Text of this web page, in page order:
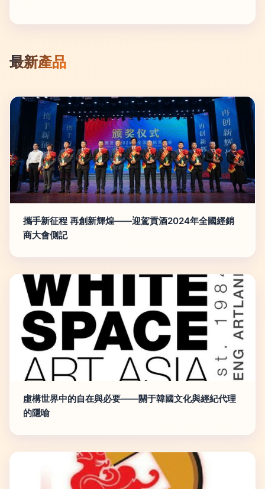
最新產品
攜手新征程 再創新輝煌——迎駕貢酒2024年全國經銷
商大會側記
虛構世界中的自在與必要——關于韓國文化與經紀代理
的隱喻